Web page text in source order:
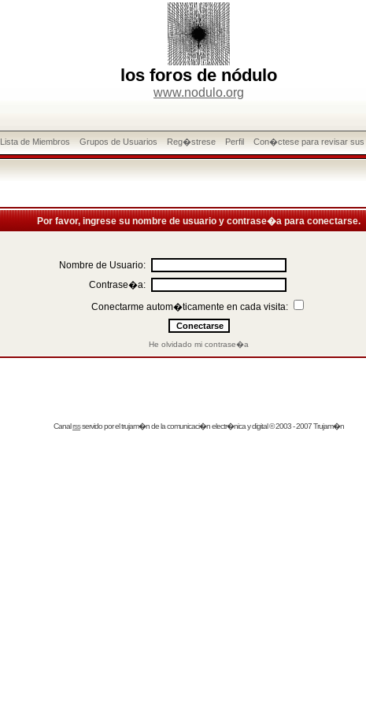
los foros de nódulo
www.nodulo.org
Lista de Miembros Grupos de Usuarios Reg�strese Perfil Con�ctese para revisar sus
Por favor, ingrese su nombre de usuario y contrase�a para conectarse.
Nombre de Usuario:
Contrase�a:
Conectarme autom�ticamente en cada visita:
He olvidado mi contrase�a
Canalrssservido por eltrujam�nde la comunicaci�n electr�nica y digital © 2003 - 2007 Trujam�n